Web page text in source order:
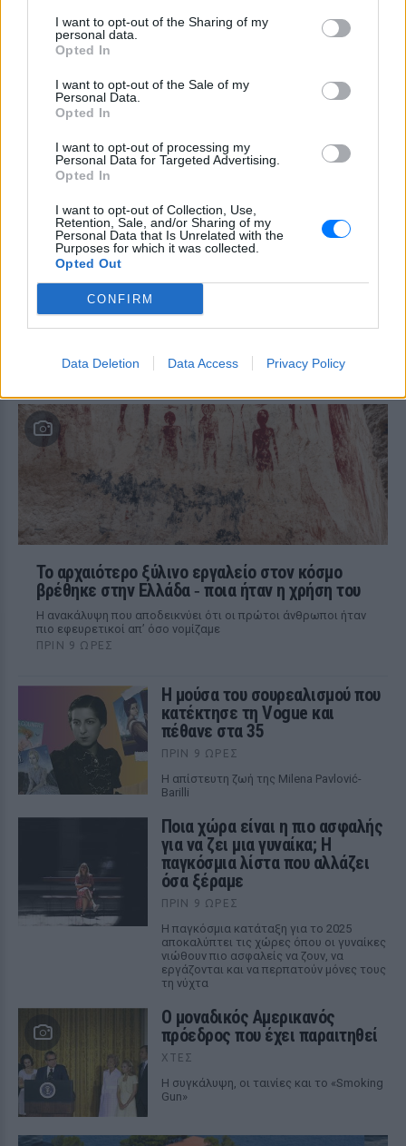
I want to opt-out of the Sharing of my
personal data.
Opted In
I want to opt-out of the Sale of my
Personal Data.
Opted In
I want to opt-out of processing my
Personal Data for Targeted Advertising.
Opted In
I want to opt-out of Collection, Use,
Retention, Sale, and/or Sharing of my
Personal Data that Is Unrelated with the
Purposes for which it was collected.
Opted Out
CONFIRM
Data Deletion Data Access Privacy Policy
δεν θεωρείται πρόκληση
και συνέβη κάτι που κανείς δεν
περίμενε
Τι συνέβη όταν οι εργαζόμενοι
αναγκάστηκαν να δουλεύουν όλοι μαζί
στα λεγόμενα open offices
Το μυστικό των βασιλικών
της Ουαλίας
Βρίσκεται στις βέρες της βρετανικής
Το αρχαιότερο ξύλινο εργαλείο στον κόσμο
βρέθηκε στην Ελλάδα ‑ ποια ήταν η χρήση του
Η ανακάλυψη που αποδεικνύει ότι οι πρώτοι άνθρωποι ήταν
πιο εφευρετικοί απ’ όσο νομίζαμε
ΠΡΙΝ 9 ΏΡΕΣ
Η μούσα του σουρεαλισμού που
κατέκτησε τη Vogue και
πέθανε στα 35
ΠΡΙΝ 9 ΏΡΕΣ
Η απίστευτη ζωή της Milena Pavlović-
Barilli
Ποια χώρα είναι η πιο ασφαλής
για να ζει μια γυναίκα; Η
παγκόσμια λίστα που αλλάζει
όσα ξέραμε
ΠΡΙΝ 9 ΏΡΕΣ
Η παγκόσμια κατάταξη για το 2025
αποκαλύπτει τις χώρες όπου οι γυναίκες
νιώθουν πιο ασφαλείς να ζουν, να
εργάζονται και να περπατούν μόνες τους
τη νύχτα
Ο μοναδικός Αμερικανός
πρόεδρος που έχει παραιτηθεί
ΧΤΕΣ
Η συγκάλυψη, οι ταινίες και το «Smoking
Gun»